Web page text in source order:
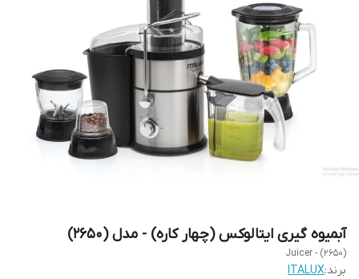
آبمیوه گیری ایتالوکس (چهار کاره) - مدل (2650)
Juicer - (2650)
برند:ITALUX